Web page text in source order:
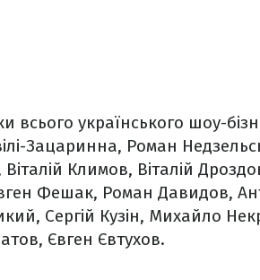
всього українського шоу-
Зацаринна, Роман
Климов, Віталій
Фешак, Роман Давидов,
Сергій Кузін, Михайло
Євген Євтухов.